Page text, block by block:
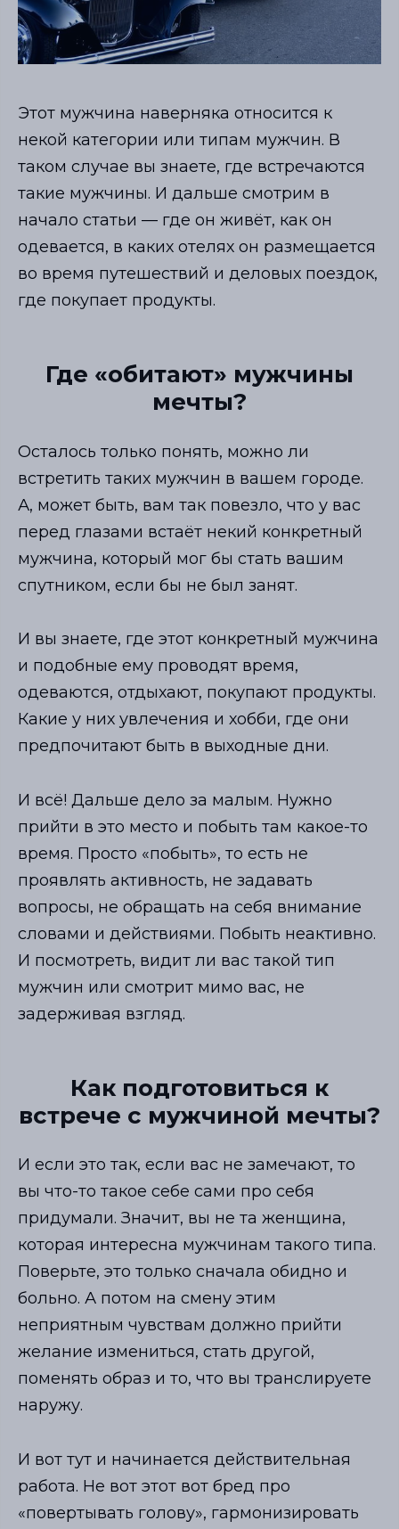
Этот мужчина наверняка относится к
некой категории или типам мужчин. В
таком случае вы знаете, где встречаются
такие мужчины. И дальше смотрим в
начало статьи — где он живёт, как он
одевается, в каких отелях он размещается
во время путешествий и деловых поездок,
где покупает продукты.
Где «обитают» мужчины
мечты?
Осталось только понять, можно ли
встретить таких мужчин в вашем городе.
А, может быть, вам так повезло, что у вас
перед глазами встаёт некий конкретный
мужчина, который мог бы стать вашим
спутником, если бы не был занят.
И вы знаете, где этот конкретный мужчина
и подобные ему проводят время,
одеваются, отдыхают, покупают продукты.
Какие у них увлечения и хобби, где они
предпочитают быть в выходные дни.
И всё! Дальше дело за малым. Нужно
прийти в это место и побыть там какое-то
время. Просто «побыть», то есть не
проявлять активность, не задавать
вопросы, не обращать на себя внимание
словами и действиями. Побыть неактивно.
И посмотреть, видит ли вас такой тип
мужчин или смотрит мимо вас, не
задерживая взгляд.
Как подготовиться к
встрече с мужчиной мечты?
И если это так, если вас не замечают, то
вы что-то такое себе сами про себя
придумали. Значит, вы не та женщина,
которая интересна мужчинам такого типа.
Поверьте, это только сначала обидно и
больно. А потом на смену этим
неприятным чувствам должно прийти
желание измениться, стать другой,
поменять образ и то, что вы транслируете
наружу.
И вот тут и начинается действительная
работа. Не вот этот вот бред про
«повертывать голову», гармонизировать